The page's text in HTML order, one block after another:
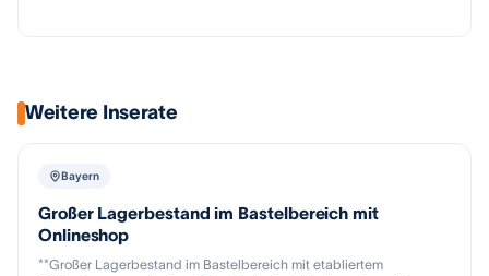
Weitere Inserate
Bayern
Großer Lagerbestand im Bastelbereich mit
Onlineshop
**Großer Lagerbestand im Bastelbereich mit etabliertem